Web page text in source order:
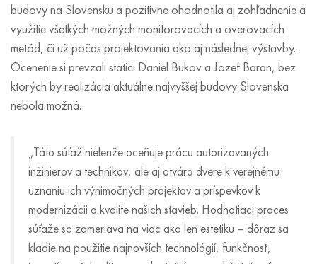
budovy na Slovensku a pozitívne ohodnotila aj zohľadnenie a
využitie všetkých možných monitorovacích a overovacích
metód, či už počas projektovania ako aj následnej výstavby.
Ocenenie si prevzali statici Daniel Bukov a Jozef Baran, bez
ktorých by realizácia aktuálne najvyššej budovy Slovenska
nebola možná.
„Táto súťaž nielenže oceňuje prácu autorizovaných
inžinierov a technikov, ale aj otvára dvere k verejnému
uznaniu ich výnimočných projektov a príspevkov k
modernizácii a kvalite našich stavieb. Hodnotiaci proces
súťaže sa zameriava na viac ako len estetiku – dôraz sa
kladie na použitie najnovších technológií, funkčnosť,